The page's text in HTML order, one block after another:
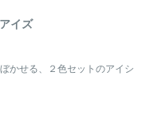
イズ
かせる、２色セットのアイシ